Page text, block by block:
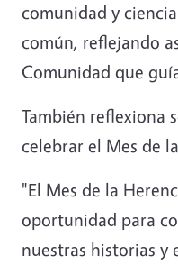
comunidad y
común, reflejando
Comunidad que
También reflexiona
celebrar el Mes de
"El Mes de la
oportunidad para
nuestras historias y